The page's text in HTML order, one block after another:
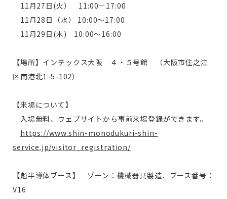
11月27日(火） 11:00－17:00
11月28日（水） 10:00～17:00
11月29日(木) 10:00～16:00
【場所】インテックス大阪 ４・５号館 （大阪市住之江
区南港北1-5-102）
【来場について】
入場無料、ウェブサイトから事前来場登録ができます。
https://www.shin-monodukuri-shin-
service.jp/visitor_registration/
【魁半導体ブース】 ゾーン：機械器具製造、ブース番号：
V16